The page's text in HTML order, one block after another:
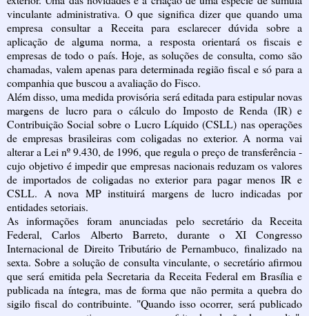
vinculante administrativa. O que significa dizer que quando uma
empresa consultar a Receita para esclarecer dúvida sobre a
aplicação de alguma norma, a resposta orientará os fiscais e
empresas de todo o país. Hoje, as soluções de consulta, como são
chamadas, valem apenas para determinada região fiscal e só para a
companhia que buscou a avaliação do Fisco.
Além disso, uma medida provisória será editada para estipular novas
margens de lucro para o cálculo do Imposto de Renda (IR) e
Contribuição Social sobre o Lucro Líquido (CSLL) nas operações
de empresas brasileiras com coligadas no exterior. A norma vai
alterar a Lei nº 9.430, de 1996, que regula o preço de transferência -
cujo objetivo é impedir que empresas nacionais reduzam os valores
de importados de coligadas no exterior para pagar menos IR e
CSLL. A nova MP instituirá margens de lucro indicadas por
entidades setoriais.
As informações foram anunciadas pelo secretário da Receita
Federal, Carlos Alberto Barreto, durante o XI Congresso
Internacional de Direito Tributário de Pernambuco, finalizado na
sexta. Sobre a solução de consulta vinculante, o secretário afirmou
que será emitida pela Secretaria da Receita Federal em Brasília e
publicada na íntegra, mas de forma que não permita a quebra do
sigilo fiscal do contribuinte. "Quando isso ocorrer, será publicado